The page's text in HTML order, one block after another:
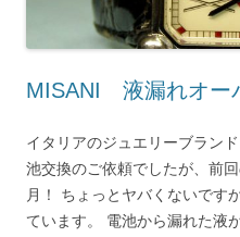
MISANI 液漏れオー
イタリアのジュエリーブラン
池交換のご依頼でしたが、前
月！ ちょっとヤバくないです
ています。 電池から漏れた液